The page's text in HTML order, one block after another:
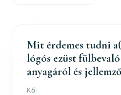
Mit érdemes tudni
lógós ezüst
anyagáról és
Kő: